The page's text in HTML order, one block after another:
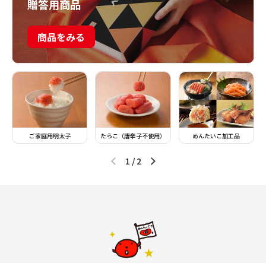
贈答用商品
商品をみる
ご家庭用明太子 たらこ（唐辛子不使用） めんたいこ加工品
1 / 2